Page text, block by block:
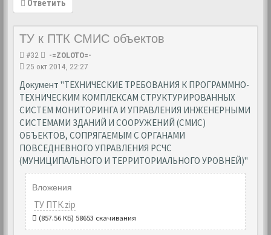
Ответить
ТУ к ПТК СМИС объектов
#32
-=ZOLOTO=-
25 окт 2014, 22:27
Документ "ТЕХНИЧЕСКИЕ ТРЕБОВАНИЯ К ПРОГРАММНО-
ТЕХНИЧЕСКИМ КОМПЛЕКСАМ СТРУКТУРИРОВАННЫХ
СИСТЕМ МОНИТОРИНГА И УПРАВЛЕНИЯ ИНЖЕНЕРНЫМИ
СИСТЕМАМИ ЗДАНИЙ И СООРУЖЕНИЙ (СМИС)
ОБЪЕКТОВ, СОПРЯГАЕМЫМ С ОРГАНАМИ
ПОВСЕДНЕВНОГО УПРАВЛЕНИЯ РСЧС
(МУНИЦИПАЛЬНОГО И ТЕРРИТОРИАЛЬНОГО УРОВНЕЙ)"
Вложения
ТУ ПТК.zip
(857.56 КБ) 58653 скачивания